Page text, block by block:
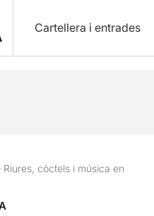
Cartellera i entrades
Riures, còctels i música en